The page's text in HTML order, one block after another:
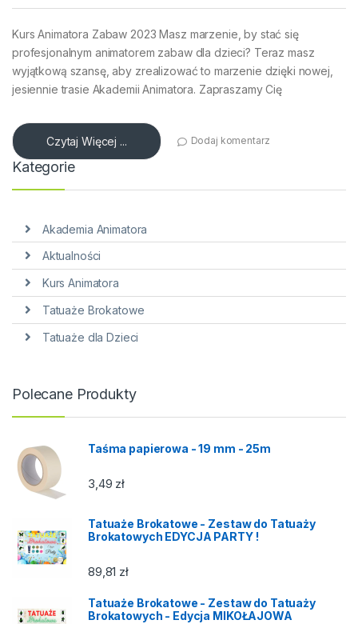
Kurs Animatora Zabaw 2023 Masz marzenie, by stać się
profesjonalnym animatorem zabaw dla dzieci? Teraz masz
wyjątkową szansę, aby zrealizować to marzenie dzięki nowej,
jesiennie trasie Akademii Animatora. Zapraszamy Cię
Czytaj Więcej ... Dodaj komentarz
Kategorie
Akademia Animatora
Aktualności
Kurs Animatora
Tatuaże Brokatowe
Tatuaże dla Dzieci
Polecane Produkty
Taśma papierowa - 19 mm - 25m
3,49 zł
Tatuaże Brokatowe - Zestaw do Tatuaży
Brokatowych EDYCJA PARTY !
89,81 zł
Tatuaże Brokatowe - Zestaw do Tatuaży
Brokatowych - Edycja MIKOŁAJOWA